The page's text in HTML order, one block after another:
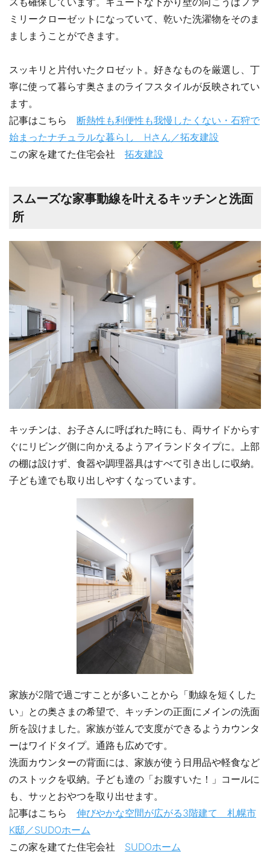
ミリークローゼットになっていて、乾いた洗濯物をそのま
ましまうことができます。
スッキリと片付いたクロゼット。好きなものを厳選し、丁
寧に使って暮らす奥さまのライフスタイルが反映されてい
ます。
記事はこちら 断熱性も利便性も我慢したくない・石狩で
始まったナチュラルな暮らし Hさん／拓友建設
この家を建てた住宅会社 拓友建設
スムーズな家事動線を叶えるキッチンと洗面
所
キッチンは、お子さんに呼ばれた時にも、両サイドからす
ぐにリビング側に向かえるようアイランドタイプに。上部
の棚は設けず、食器や調理器具はすべて引き出しに収納。
子ども達でも取り出しやすくなっています。
家族が2階で過ごすことが多いことから「動線を短くした
い」との奥さまの希望で、キッチンの正面にメインの洗面
所を設けました。家族が並んで支度ができるようカウンタ
ーはワイドタイプ。通路も広めです。
洗面カウンターの背面には、家族が使う日用品や軽食など
のストックを収納。子ども達の「お腹すいた！」コールに
も、サッとおやつを取り出せます。
記事はこちら 伸びやかな空間が広がる3階建て 札幌市
K邸／SUDOホーム
この家を建てた住宅会社 SUDOホーム